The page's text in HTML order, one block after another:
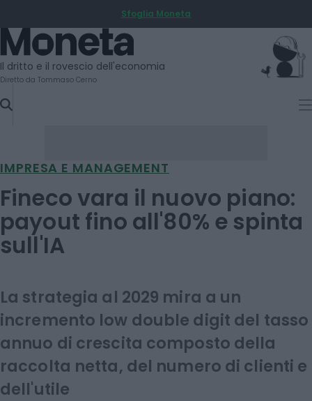
TO
CONTENT
Sfoglia Moneta
Moneta
Il dritto e il rovescio dell'economia
Diretto da Tommaso Cerno
IMPRESA E MANAGEMENT
Fineco vara il nuovo piano:
payout fino all'80% e spinta
sull'IA
La strategia al 2029 mira a un
incremento low double digit del tasso
annuo di crescita composto della
raccolta netta, del numero di clienti e
dell'utile